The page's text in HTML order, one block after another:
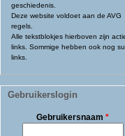
geschiedenis.
Deze website voldoet aan de AVG
regels.
Alle tekstblokjes hierboven zijn
links. Sommige hebben ook nog
links.
Gebruikerslogin
Gebruikersnaam*